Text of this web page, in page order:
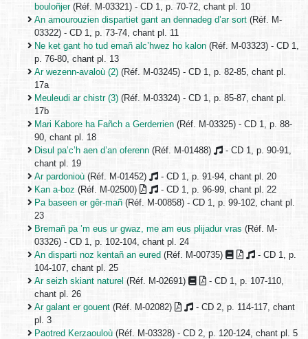
bouloñjer(Réf. M-03321) - CD 1, p. 70-72, chant pl. 10
An amourouzien dispartiet gant an dennadeg d’ar sort (Réf. M-
03322) - CD 1, p. 73-74, chant pl. 11
Ne ket gant ho tud emañ alc’hwez ho kalon (Réf. M-03323) - CD 1,
p. 76-80, chant pl. 13
Ar wezenn-avaloù (2) (Réf. M-03245) - CD 1, p. 82-85, chant pl.
17a
Meuleudi ar chistr (3) (Réf. M-03324) - CD 1, p. 85-87, chant pl.
17b
Mari Kabore ha Fañch a Gerderrien (Réf. M-03325) - CD 1, p. 88-
90, chant pl. 18
Disul pa’c’h aen d’an oferenn (Réf. M-01488)
- CD 1, p. 90-91,
chant pl. 19
Ar pardonioù (Réf. M-01452)
- CD 1, p. 91-94, chant pl. 20
Kan a-boz (Réf. M-02500)
- CD 1, p. 96-99, chant pl. 22
Pa baseen er gêr-mañ (Réf. M-00858) - CD 1, p. 99-102, chant pl.
23
Bremañ pa ’m eus ur gwaz, me am eus plijadur vras (Réf. M-
03326) - CD 1, p. 102-104, chant pl. 24
An disparti noz kentañ an eured (Réf. M-00735)
- CD 1, p.
104-107, chant pl. 25
Ar seizh skiant naturel (Réf. M-02691)
- CD 1, p. 107-110,
chant pl. 26
Ar galant er gouent (Réf. M-02082)
- CD 2, p. 114-117, chant
pl. 3
Paotred Kerzaouloù (Réf. M-03328) - CD 2, p. 120-124, chant pl. 5